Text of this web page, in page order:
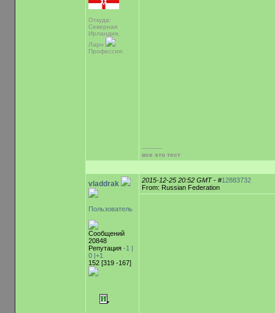
Откуда:
Северная
Ирландия,
Ларн
Профессия:
-----------
все это тест
vladdrak
Пользователь
Сообщений
20848
Репутация -1 |
0 |+1
152 [319 -167]
2015-12-25 20:52 GMT- #12883732
From: Russian Federation